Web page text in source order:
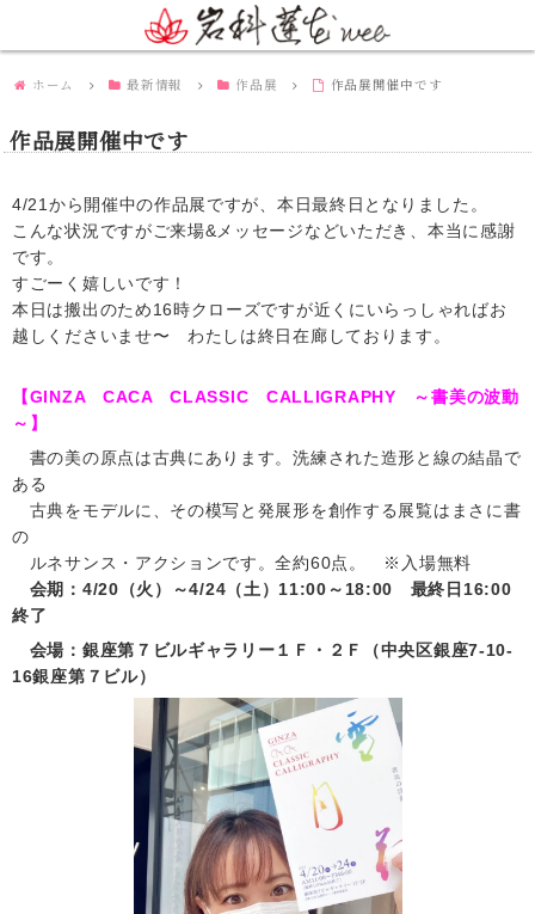
ホーム 最新情報 作品展 作品展開催中です
作品展開催中です
4/21から開催中の作品展ですが、本日最終日となりました。
こんな状況ですがご来場&メッセージなどいただき、本当に感謝
です。
すごーく嬉しいです！
本日は搬出のため16時クローズですが近くにいらっしゃればお
越しくださいませ〜 わたしは終日在廊しております。
【GINZA CACA CLASSIC CALLIGRAPHY ～書美の波動
～】
書の美の原点は古典にあります。洗練された造形と線の結晶で
ある
古典をモデルに、その模写と発展形を創作する展覧はまさに書
の
ルネサンス・アクションです。全約60点。 ※入場無料
会期：4/20（火）～4/24（土）11:00～18:00 最終日16:00
終了
会場：銀座第７ビルギャラリー１Ｆ・２Ｆ（中央区銀座7-10-
16銀座第７ビル）